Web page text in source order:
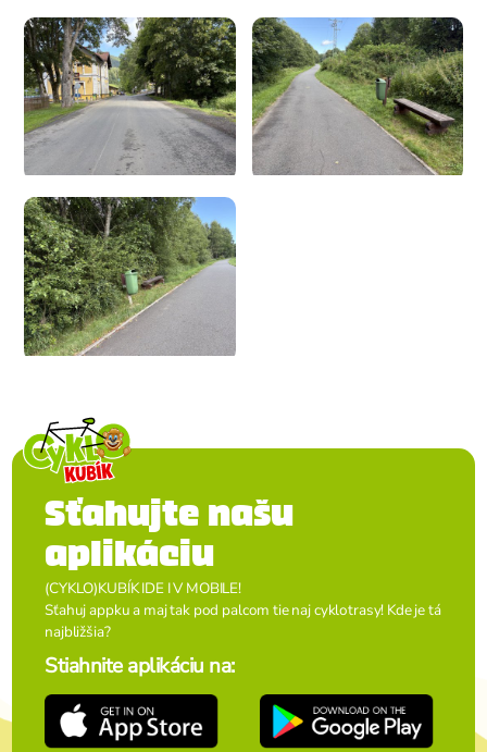
Sťahujte našu
aplikáciu
(CYKLO)KUBÍK IDE I V MOBILE!
Sťahuj appku a maj tak pod palcom tie naj cyklotrasy! Kde je tá
najbližšia?
Stiahnite aplikáciu na: